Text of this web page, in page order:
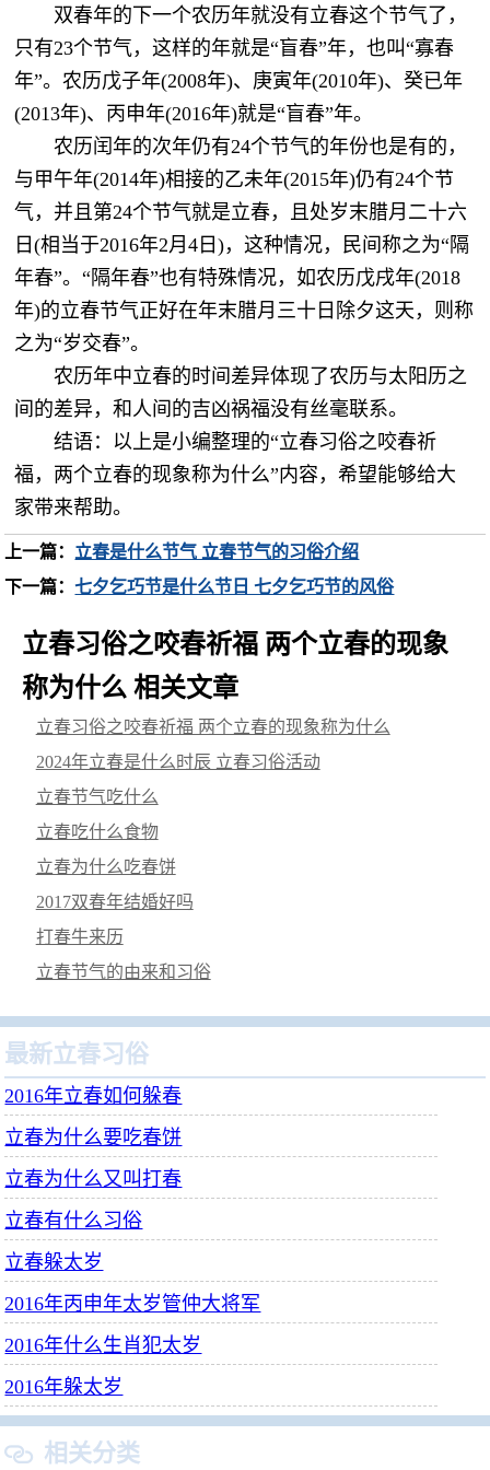
双春年的下一个农历年就没有立春这个节气了，
只有23个节气，这样的年就是“盲春”年，也叫“寡春
年”。农历戊子年(2008年)、庚寅年(2010年)、癸已年
(2013年)、丙申年(2016年)就是“盲春”年。
农历闰年的次年仍有24个节气的年份也是有的，
与甲午年(2014年)相接的乙未年(2015年)仍有24个节
气，并且第24个节气就是立春，且处岁末腊月二十六
日(相当于2016年2月4日)，这种情况，民间称之为“隔
年春”。“隔年春”也有特殊情况，如农历戊戌年(2018
年)的立春节气正好在年末腊月三十日除夕这天，则称
之为“岁交春”。
农历年中立春的时间差异体现了农历与太阳历之
间的差异，和人间的吉凶祸福没有丝毫联系。
结语：以上是小编整理的“立春习俗之咬春祈
福，两个立春的现象称为什么”内容，希望能够给大
家带来帮助。
上一篇： 立春是什么节气 立春节气的习俗介绍
下一篇：七夕乞巧节是什么节日 七夕乞巧节的风俗
立春习俗之咬春祈福 两个立春的现象
称为什么 相关文章
立春习俗之咬春祈福 两个立春的现象称为什么
2024年立春是什么时辰 立春习俗活动
立春节气吃什么
立春吃什么食物
立春为什么吃春饼
2017双春年结婚好吗
打春牛来历
立春节气的由来和习俗
最新立春习俗
2016年立春如何躲春
立春为什么要吃春饼
立春为什么又叫打春
立春有什么习俗
立春躲太岁
2016年丙申年太岁管仲大将军
2016年什么生肖犯太岁
2016年躲太岁
 相关分类